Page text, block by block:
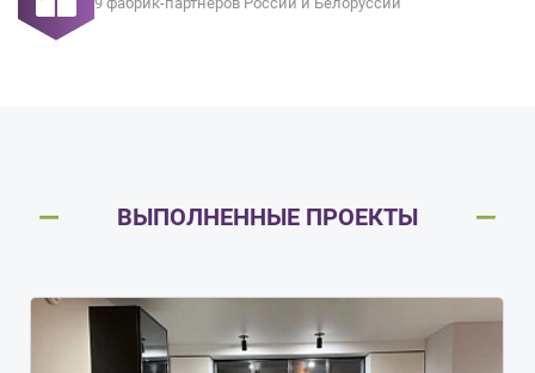
ВЫПОЛНЕННЫЕ ПРОЕКТЫ